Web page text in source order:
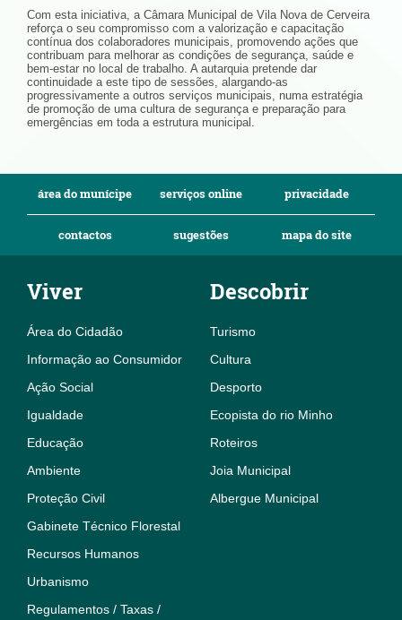
Com esta iniciativa, a Câmara Municipal de Vila Nova de Cerveira
reforça o seu compromisso com a valorização e capacitação
contínua dos colaboradores municipais, promovendo ações que
contribuam para melhorar as condições de segurança, saúde e
bem-estar no local de trabalho. A autarquia pretende dar
continuidade a este tipo de sessões, alargando-as
progressivamente a outros serviços municipais, numa estratégia
de promoção de uma cultura de segurança e preparação para
emergências em toda a estrutura municipal.
área do munícipe serviços online privacidade
contactos sugestões mapa do site
Viver
Área do Cidadão
Informação ao Consumidor
Ação Social
Igualdade
Educação
Ambiente
Proteção Civil
Gabinete Técnico Florestal
Recursos Humanos
Urbanismo
Regulamentos / Taxas /
Descobrir
Turismo
Cultura
Desporto
Ecopista do rio Minho
Roteiros
Joia Municipal
Albergue Municipal